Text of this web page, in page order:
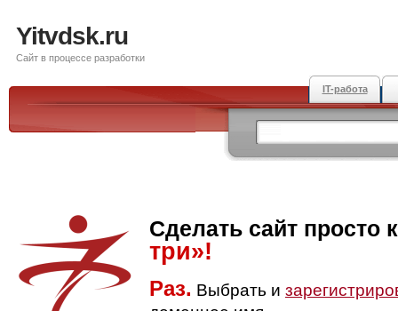
Yitvdsk.ru
Сайт в процессе разработки
IT-работа
Сделать сайт просто
три»!
Раз. Выбрать и